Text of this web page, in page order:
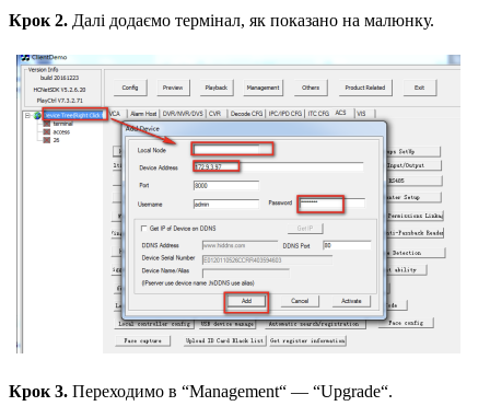
Крок 2. Далі додаємо термінал, як показано на малюнку.
Крок 3. Переходимо в “Management“ — “Upgrade“.